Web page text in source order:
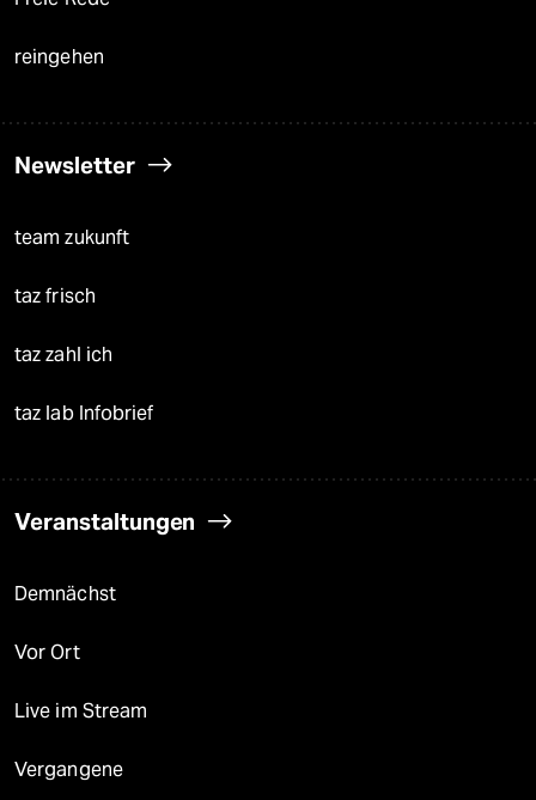
reingehen
Newsletter
team zukunft
taz frisch
taz zahl ich
taz lab Infobrief
Veranstaltungen
Demnächst
Vor Ort
Live im Stream
Vergangene